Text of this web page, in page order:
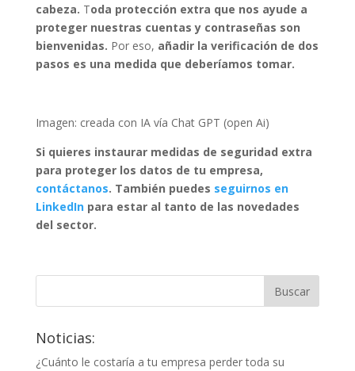
cabeza. Toda protección extra que nos ayude a
proteger nuestras cuentas y contraseñas son
bienvenidas. Por eso, añadir la verificación de dos
pasos es una medida que deberíamos tomar.
Imagen: creada con IA vía Chat GPT (open Ai)
Si quieres instaurar medidas de seguridad extra
para proteger los datos de tu empresa,
contáctanos. También puedes seguirnos en
LinkedInpara estar al tanto de las novedades
del sector.
Noticias:
¿Cuánto le costaría a tu empresa perder toda su